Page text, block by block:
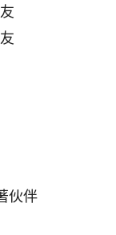
伙伴